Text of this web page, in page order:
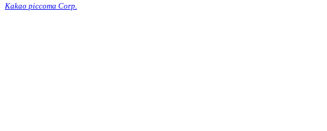
Kakao piccoma Corp.